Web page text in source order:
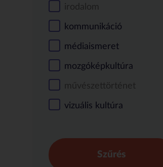
irodalom
kommunikáció
médiaismeret
mozgóképkultúra
művészettörténet
vizuális kultúra
Szűrés